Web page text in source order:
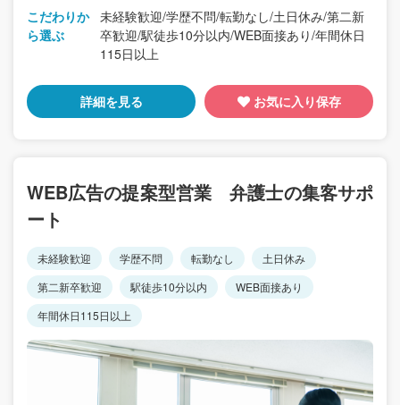
こだわりか
ら選ぶ
未経験歓迎/学歴不問/転勤なし/土日休み/第二新
卒歓迎/駅徒歩10分以内/WEB面接あり/年間休日
115日以上
詳細を見る お気に入り保存
WEB広告の提案型営業 弁護士の集客サポ
ート
未経験歓迎 学歴不問 転勤なし
土日休み
第二新卒歓迎
駅徒歩10分以内
WEB面接あり
年間休日115日以上